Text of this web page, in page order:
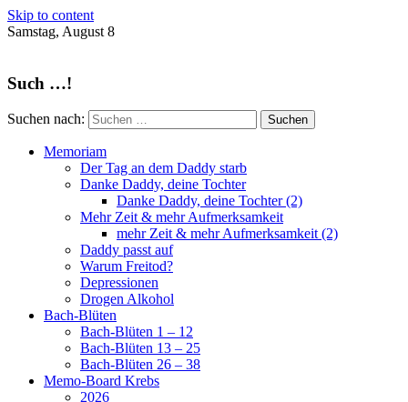
Skip to content
Samstag, August 8
Such …!
Suchen nach:
Memoriam
Der Tag an dem Daddy starb
Danke Daddy, deine Tochter
Danke Daddy, deine Tochter (2)
Mehr Zeit & mehr Aufmerksamkeit
mehr Zeit & mehr Aufmerksamkeit (2)
Daddy passt auf
Warum Freitod?
Depressionen
Drogen Alkohol
Bach-Blüten
Bach-Blüten 1 – 12
Bach-Blüten 13 – 25
Bach-Blüten 26 – 38
Memo-Board Krebs
2026